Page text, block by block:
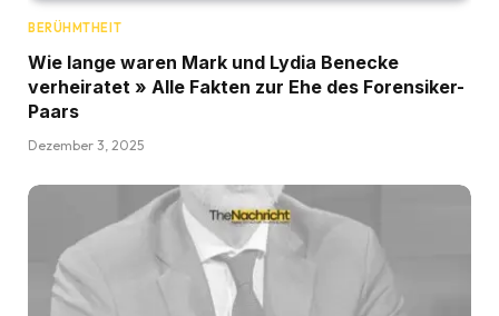
BERÜHMTHEIT
Wie lange waren Mark und Lydia Benecke
verheiratet » Alle Fakten zur Ehe des Forensiker-
Paars
Dezember 3, 2025